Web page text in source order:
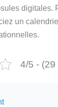
digitales.
un
4/5 - (29